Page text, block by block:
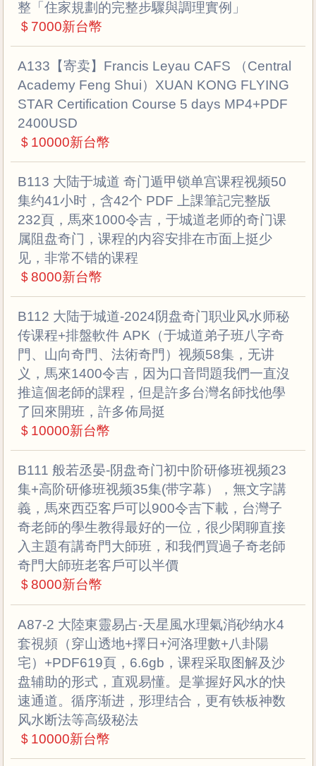
整「住家規劃的完整步驟與調理實例」
＄7000新台幣
A133【寄卖】Francis Leyau CAFS （Central
Academy Feng Shui）XUAN KONG FLYING
STAR Certification Course 5 days MP4+PDF
2400USD
＄10000新台幣
B113 大陆于城道 奇门遁甲锁单宫课程视频50
集约41小时，含42个 PDF 上課筆記完整版
232頁，馬來1000令吉，于城道老师的奇门课
属阻盘奇门，课程的内容安排在市面上挺少
见，非常不错的课程
＄8000新台幣
B112 大陆于城道-2024阴盘奇门职业风水师秘
传课程+排盤軟件 APK（于城道弟子班八字奇
門、山向奇門、法術奇門）视频58集，无讲
义，馬來1400令吉，因为口音問題我們一直沒
推這個老師的課程，但是許多台灣名師找他學
了回來開班，許多佈局挺
＄10000新台幣
B111 般若丞晏-阴盘奇门初中阶研修班视频23
集+高阶研修班视频35集(带字幕），無文字講
義，馬來西亞客戶可以900令吉下載，台灣子
奇老師的學生教得最好的一位，很少閑聊直接
入主題有講奇門大師班，和我們買過子奇老師
奇門大師班老客戶可以半價
＄8000新台幣
A87-2 大陸東靈易占-天星風水理氣消砂纳水4
套視頻（穿山透地+擇日+河洛理數+八卦陽
宅）+PDF619頁，6.6gb，课程采取图解及沙
盘辅助的形式，直观易懂。是掌握好风水的快
速通道。循序渐进，形理结合，更有铁板神数
风水断法等高级秘法
＄10000新台幣